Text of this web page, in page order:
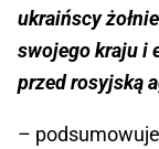
ukraińscy
swojego kraju i
przed rosyjską
– podsumowuje